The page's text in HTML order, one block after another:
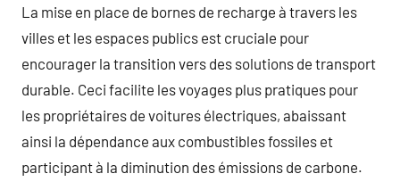
La mise en place de bornes de recharge à travers les
villes et les espaces publics est cruciale pour
encourager la transition vers des solutions de transport
durable. Ceci facilite les voyages plus pratiques pour
les propriétaires de voitures électriques, abaissant
ainsi la dépendance aux combustibles fossiles et
participant à la diminution des émissions de carbone.